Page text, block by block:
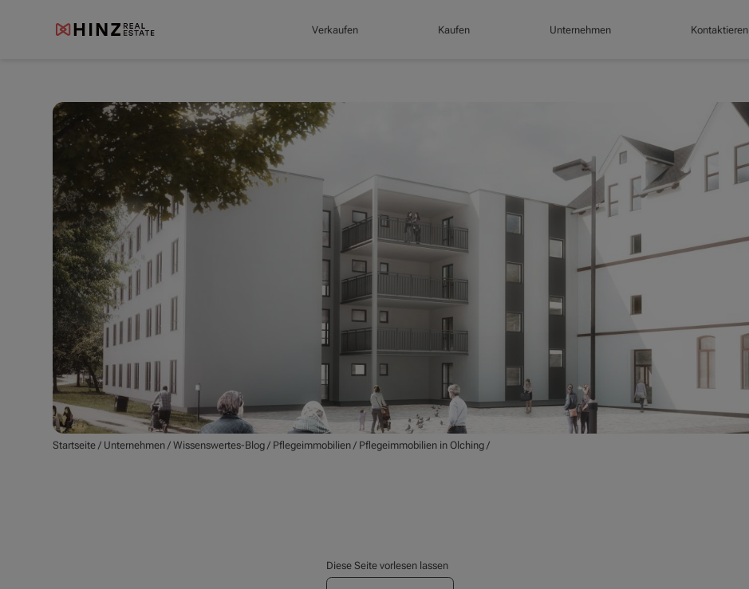
Verkaufen Kaufen Unternehmen Kontaktieren
Startseite / Unternehmen /Wissenswertes-Blog / Pflegeimmobilien / Pflegeimmobilien in Olching /
Diese Seite vorlesen lassen